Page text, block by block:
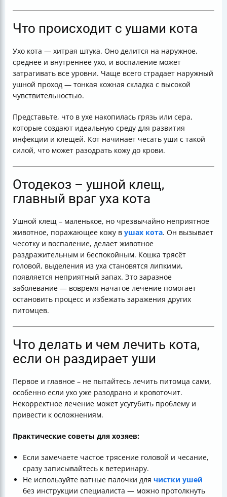
Что происходит с ушами кота
Ухо кота — хитрая штука. Оно делится на наружное,
среднее и внутреннее ухо, и воспаление может
затрагивать все уровни. Чаще всего страдает наружный
ушной проход — тонкая кожная складка с высокой
чувствительностью.
Представьте, что в ухе накопилась грязь или сера,
которые создают идеальную среду для развития
инфекции и клещей. Кот начинает чесать уши с такой
силой, что может разодрать кожу до крови.
Отодекоз – ушной клещ,
главный враг уха кота
Ушной клещ – маленькое, но чрезвычайно неприятное
животное, поражающее кожу в ушах кота. Он вызывает
чесотку и воспаление, делает животное
раздражительным и беспокойным. Кошка трясёт
головой, выделения из уха становятся липкими,
появляется неприятный запах. Это заразное
заболевание — вовремя начатое лечение помогает
остановить процесс и избежать заражения других
питомцев.
Что делать и чем лечить кота,
если он раздирает уши
Первое и главное – не пытайтесь лечить питомца сами,
особенно если ухо уже разодрано и кровоточит.
Некорректное лечение может усугубить проблему и
привести к осложнениям.
Практические советы для хозяев:
Если замечаете частое трясение головой и чесание,
сразу записывайтесь к ветеринару.
Не используйте ватные палочки для чистки ушей
без инструкции специалиста — можно протолкнуть